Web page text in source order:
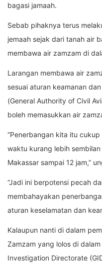
bagasi jamaah.
Sebab pihaknya terus
jemaah sejak dari tanah air
membawa air zamzam di
Larangan membawa air
sesuai aturan keamanan
(General Authority of Civil
boleh memasukkan air
“Penerbangan kita itu
waktu kurang lebih
Makassar sampai 12 jam,”
“Jadi ini berpotensi pecah
membahayakan
aturan keselamatan dan
Kalaupun nanti di dalam
Zamzam yang lolos di
Investigation Directorate